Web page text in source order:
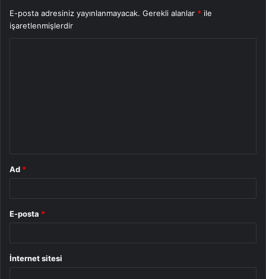
E-posta adresiniz yayınlanmayacak. Gerekli alanlar * ile
işaretlenmişlerdir
Ad *
E-posta *
İnternet sitesi